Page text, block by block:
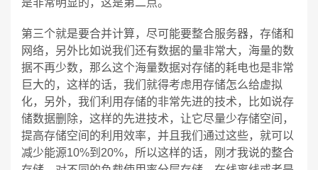
是非常明显的，这是第二点。
第三个就是要合并计算，尽可能要整合服务器，存储和
网络，另外比如说我们还有数据的量非常大，海量的数
据不再少数，那么这个海量数据对存储的耗电也是非常
巨大的，这样的话，我们就得考虑用存储怎么给虚拟
化，另外，我们利用存储的非常先进的技术，比如说存
储数据删除，这样的先进技术，让它尽量少存储空间，
提高存储空间的利用效率，并且我们通过这些，就可以
减少能源10%到20%，所以这样的话，刚才我说的整合